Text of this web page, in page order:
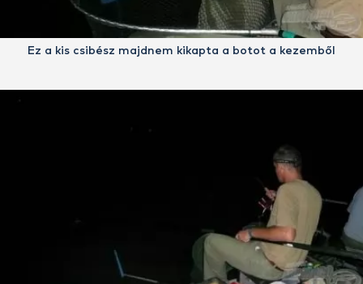
Ez a kis csibész majdnem kikapta a botot a kezemből